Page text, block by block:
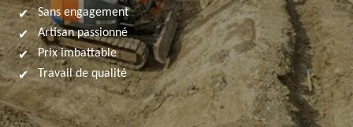
Sans engagement
Artisan passionné
Prix imbattable
Travail de qualité